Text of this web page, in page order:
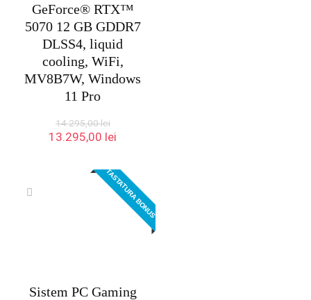
GeForce® RTX™
5070 12 GB GDDR7
DLSS4, liquid
cooling, WiFi,
MV8B7W, Windows
11 Pro
14.295,00lei
Prețul
14.295,00 lei.
13.295,00 lei
13.295,00 lei.
TASTATURA BONUS
Sistem PC Gaming